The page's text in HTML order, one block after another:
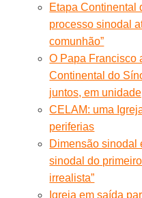
Etapa Continental
processo sinodal
comunhão”
O Papa Francisco
Continental do
juntos, em
CELAM: uma
periferias
Dimensão sinodal
sinodal do
irrealista”
Igreja em saída